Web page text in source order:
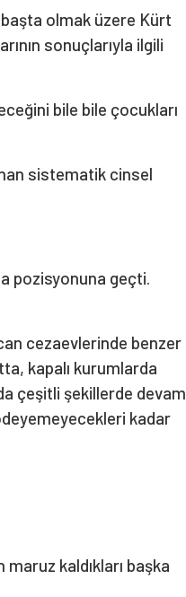
olmak üzere Kürt
sonuçlarıyla ilgili
bile bile çocukları
sistematik cinsel
pozisyonuna geçti.
cezaevlerinde benzer
kapalı kurumlarda
çeşitli şekillerde devam
kadar
maruz kaldıkları başka